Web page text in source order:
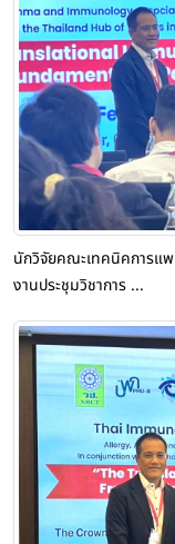
นักวิจัยคณะเทคนิคการแ
งานประชุมวิชาการ ...